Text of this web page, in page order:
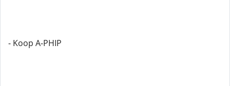
- Koop A-PHIP